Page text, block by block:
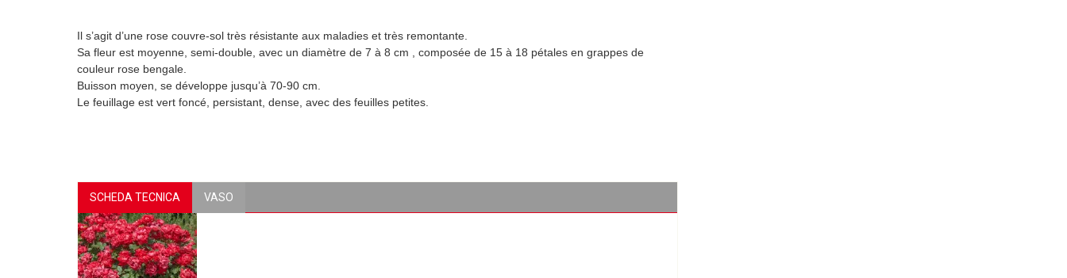
Il s’agit d’une rose couvre-sol très résistante aux maladies et très remontante.
Sa fleur est moyenne, semi-double, avec un diamètre de 7 à 8 cm , composée de 15 à 18 pétales en grappes de
couleur rose bengale.
Buisson moyen, se développe jusqu’à 70-90 cm.
Le feuillage est vert foncé, persistant, dense, avec des feuilles petites.
SCHEDA TECNICA VASO